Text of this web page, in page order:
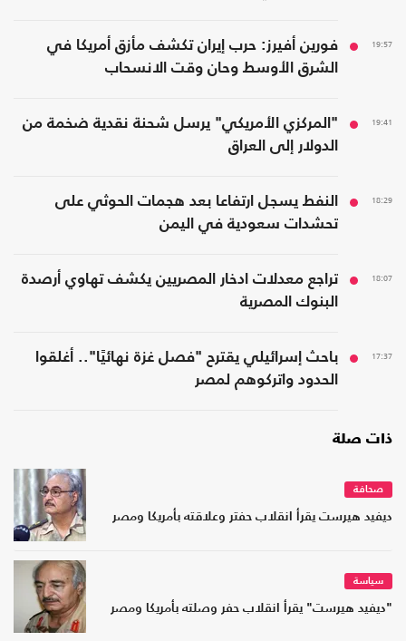
19:57
فورين أفيرز: حرب إيران تكشف مأزق أمريكا في
الشرق الأوسط وحان وقت الانسحاب
19:41
"المركزي الأمريكي" يرسل شحنة نقدية ضخمة من
الدولار إلى العراق
18:29
النفط يسجل ارتفاعا بعد هجمات الحوثي على
تحشدات سعودية في اليمن
18:07
تراجع معدلات ادخار المصريين يكشف تهاوي أرصدة
البنوك المصرية
17:37
باحث إسرائيلي يقترح "فصل غزة نهائيًا".. أغلقوا
الحدود واتركوهم لمصر
ذات صلة
صحافة
ديفيد هيرست يقرأ انقلاب حفتر وعلاقته بأمريكا ومصر
سياسة
"ديفيد هيرست" يقرأ انقلاب حفر وصلته بأمريكا ومصر